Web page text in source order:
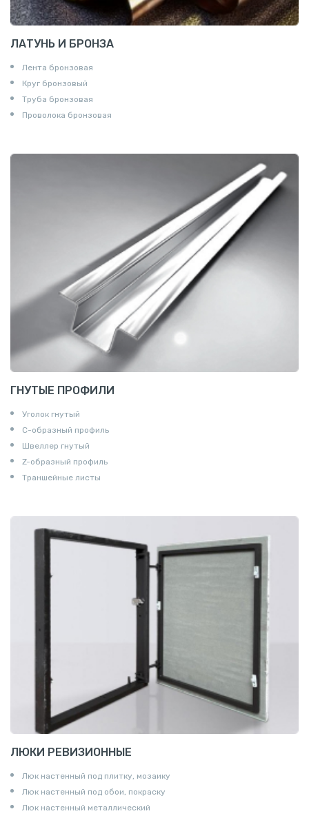
ЛАТУНЬ И БРОНЗА
Лента бронзовая
Круг бронзовый
Труба бронзовая
Проволока бронзовая
ГНУТЫЕ ПРОФИЛИ
Уголок гнутый
С-образный профиль
Швеллер гнутый
Z-образный профиль
Траншейные листы
ЛЮКИ РЕВИЗИОННЫЕ
Люк настенный под плитку, мозаику
Люк настенный под обои, покраску
Люк настенный металлический